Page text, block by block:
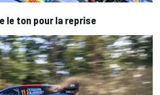
le ton pour la reprise